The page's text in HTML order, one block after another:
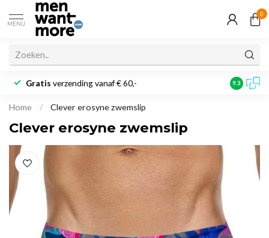
MENU
0
Gratis verzending vanaf € 60,- 9.3
Home / Clever erosyne zwemslip
Clever erosyne zwemslip